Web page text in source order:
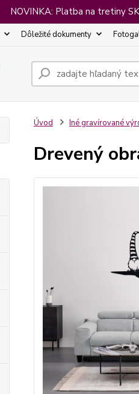
NOVINKA: Platba na tretiny
Dôležité dokumenty
Úvod Iné gravírované
Drevený